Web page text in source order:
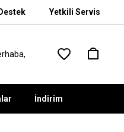
Yetkili Servis
İndirim